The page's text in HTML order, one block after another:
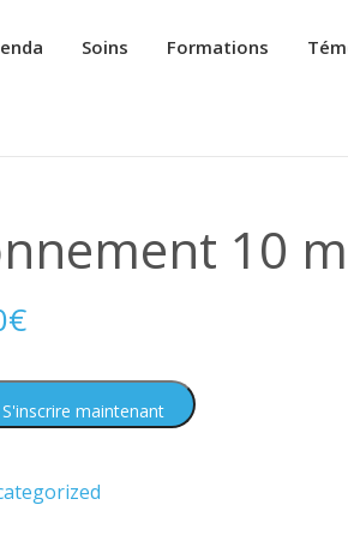
Soins Formations
10
€
S'inscrire maintenant